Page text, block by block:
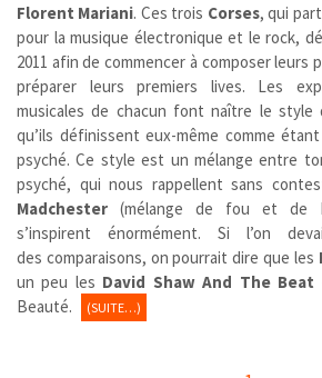
Florent Mariani. Ces trois Corses, qui
pour la musique électronique et le rock,
2011 afin de commencer à composer leurs
préparer leurs premiers lives. Les
musicales de chacun font naître le style
qu’ils définissent eux-même comme
psyché. Ce style est un mélange entre
psyché, qui nous rappellent sans
Madchester (mélange de fou et de
s’inspirent énormément. Si l’on
des comparaisons, on pourrait dire que les
un peu les David Shaw And The Beat
Beauté.
(SUITE…)